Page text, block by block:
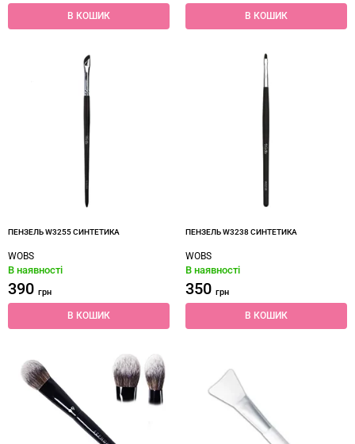
В КОШИК В КОШИК
ПЕНЗЕЛЬ W3255 СИНТЕТИКА
WOBS
В наявності
390 грн
В КОШИК
ПЕНЗЕЛЬ W3238 СИНТЕТИКА
WOBS
В наявності
350 грн
В КОШИК